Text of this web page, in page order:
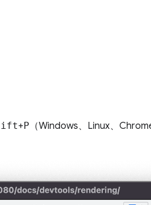
+P （Windows、Linux、